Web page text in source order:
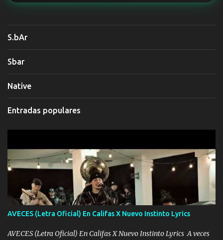
S.bAr
Sbar
Native
Entradas populares
AVECES (Letra Oficial) En Califas X Nuevo Instinto Lyrics
AVECES (Letra Oficial) En Califas X Nuevo Instinto Lyrics A veces